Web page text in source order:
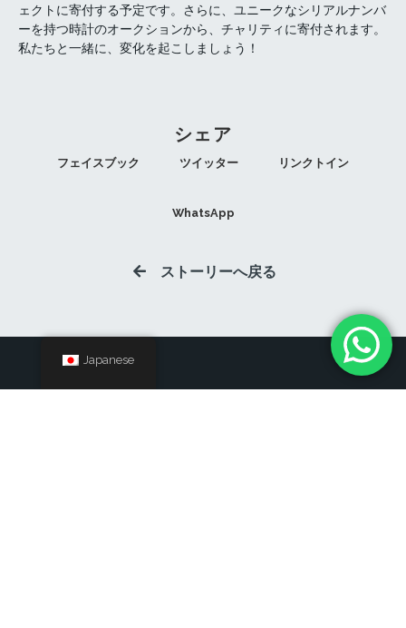
ェクトに寄付する予定です。さらに、ユニークなシリアルナンバ
ーを持つ時計のオークションから、チャリティに寄付されます。
私たちと一緒に、変化を起こしましょう！
シェア
フェイスブック ツイッター リンクトイン
WhatsApp
ストーリーへ戻る
Japanese